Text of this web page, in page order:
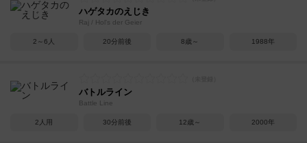
ハゲタカのえじき
Raj / Hol's der Geier
2～6人 20分前後 8歳～ 1988年
バトルライン
Battle Line
2人用 30分前後 12歳～ 2000年